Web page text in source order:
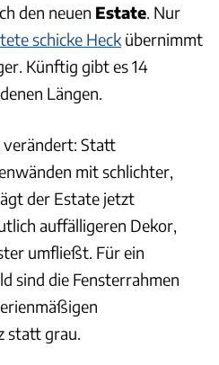
den neuen Estate. Nur
schicke Heck übernimmt
Künftig gibt es 14
Längen.
verändert: Statt
mit schlichter,
der Estate jetzt
auffälligeren Dekor,
umfließt. Für ein
sind die Fensterrahmen
statt grau.